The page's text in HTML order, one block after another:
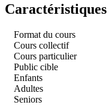
Caractéristiques
Format du cours
Cours collectif
Cours particulier
Public cible
Enfants
Adultes
Seniors